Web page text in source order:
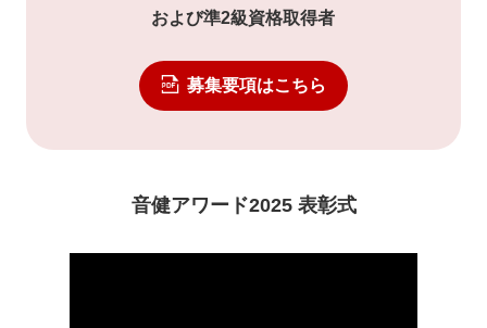
および準2級資格取得者
募集要項はこちら
音健アワード2025 表彰式